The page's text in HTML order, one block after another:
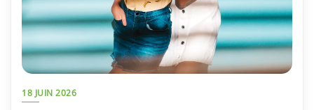
18 JUIN 2026